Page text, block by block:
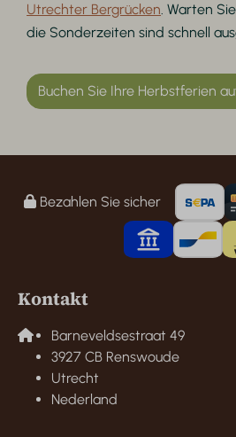
Utrechter Bergrücken. Warten
die Sonderzeiten sind schnell
Buchen Sie Ihre Herbstferien
Bezahlen Sie sicher
Kontakt
Barneveldsestraat 49
3927 CB Renswoude
Utrecht
Nederland